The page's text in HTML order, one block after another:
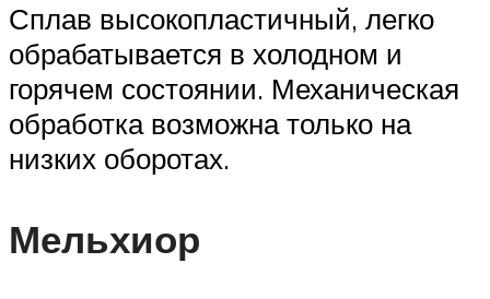
Сплав высокопластичный, легко
обрабатывается в холодном и
горячем состоянии. Механическая
обработка возможна только на
низких оборотах.
Мельхиор